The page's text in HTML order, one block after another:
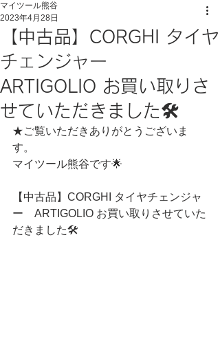
【中古品】CORGHI タイヤ
チェンジャー
ARTIGOLIO お買い取りさ
せていただきました🛠
マイツール熊谷
2023年4月28日
★ご覧いただきありがとうございま
す。
マイツール熊谷です🌟
【中古品】CORGHI タイヤチェンジャ
ー　ARTIGOLIO お買い取りさせていた
だきました🛠